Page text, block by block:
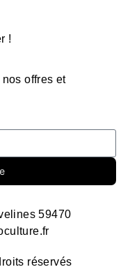
!
offres et
réservés
59470